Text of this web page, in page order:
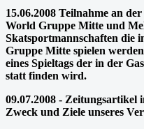
15.06.2008 Teilnahme an
World Gruppe Mitte und
Skatsportmannschaften die
Gruppe Mitte spielen
eines Spieltags der in der
statt finden wird.
09.07.2008 - Zeitungsartikel
Zweck und Ziele unseres